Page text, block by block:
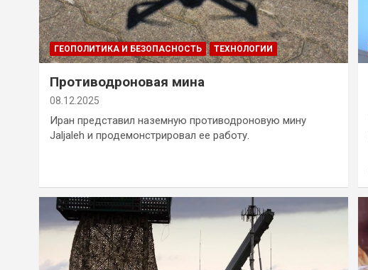
ГЕОПОЛИТИКА И БЕЗОПАСНОСТЬ ТЕХНОЛОГИИ
Противодроновая мина
08.12.2025
Иран представил наземную противодроновую мину
Jaljaleh и продемонстрировал ее работу.